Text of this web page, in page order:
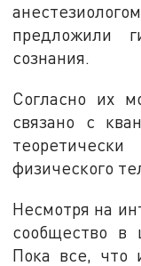
предложили
сознания.
Согласно их
связано с
физического
Несмотря на
сообщество в
Пока все, что